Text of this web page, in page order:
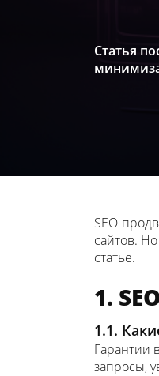
Статья
SEO-
сайтов.
статье.
1.
1.1.
Гарантии
запросы,